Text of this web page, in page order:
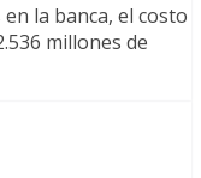
la banca, el costo
millones de